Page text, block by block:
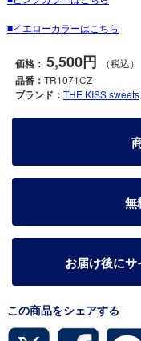
イエローカラーはこちら
価格： 5,500円 （税込）
品番： TR1071CZ
ブランド： THE KISS sweets
無
お届け後にサ
この商品をシェアする